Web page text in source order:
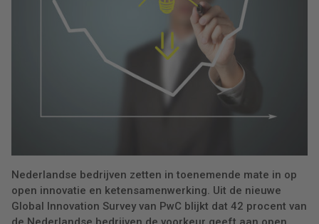
Nederlandse bedrijven zetten in toenemende mate in op
open innovatie en ketensamenwerking. Uit de nieuwe
Global Innovation Survey van PwC blijkt dat 42 procent van